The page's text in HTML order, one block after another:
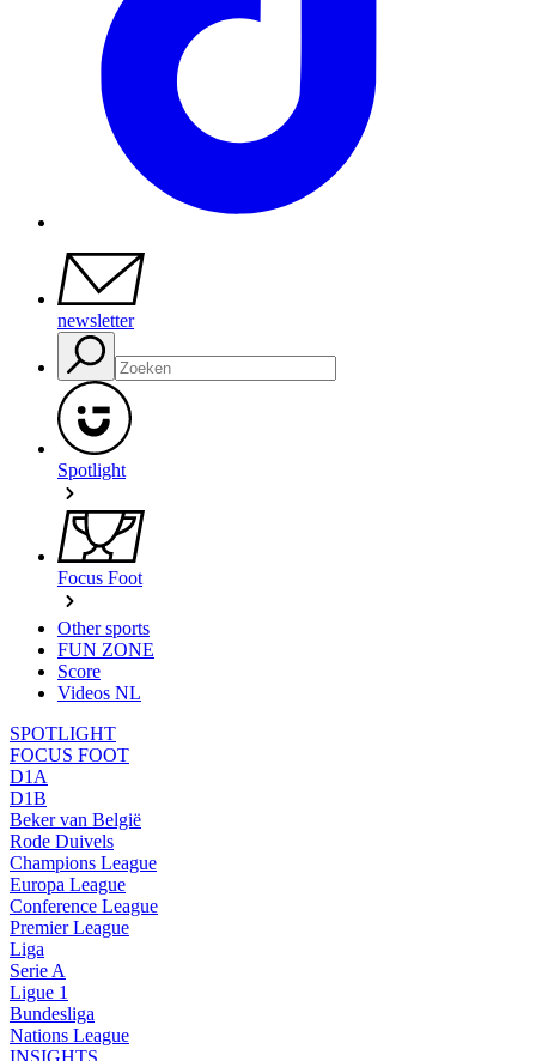
newsletter
Spotlight
Focus Foot
Other sports
FUN ZONE
Score
Videos NL
SPOTLIGHT
FOCUS FOOT
D1A
D1B
Beker van België
Rode Duivels
Champions League
Europa League
Conference League
Premier League
Liga
Serie A
Ligue 1
Bundesliga
Nations League
INSIGHTS